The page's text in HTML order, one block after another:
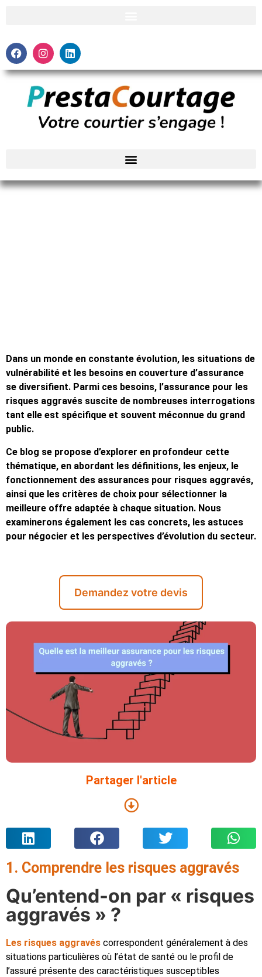
Dans un monde en constante évolution, les situations de
vulnérabilité et les besoins en couverture d’assurance
se diversifient. Parmi ces besoins, l’assurance pour les
risques aggravés suscite de nombreuses interrogations
tant elle est spécifique et souvent méconnue du grand
public.
Ce blog se propose d’explorer en profondeur cette
thématique, en abordant les définitions, les enjeux, le
fonctionnement des assurances pour risques aggravés,
ainsi que les critères de choix pour sélectionner la
meilleure offre adaptée à chaque situation. Nous
examinerons également les cas concrets, les astuces
pour négocier et les perspectives d’évolution du secteur.
Demandez votre devis
Partager l'article
1. Comprendre les risques aggravés
Qu’entend-on par « risques
aggravés » ?
Les risques aggravés correspondent généralement à des
situations particulières où l’état de santé ou le profil de
l’assuré présente des caractéristiques susceptibles